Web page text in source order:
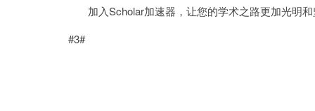
加入Scholar加速器，让您的学术之路更加光明和
#3#